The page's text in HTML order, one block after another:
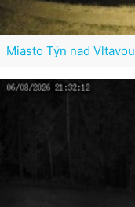
Miasto Týn nad Vltavou